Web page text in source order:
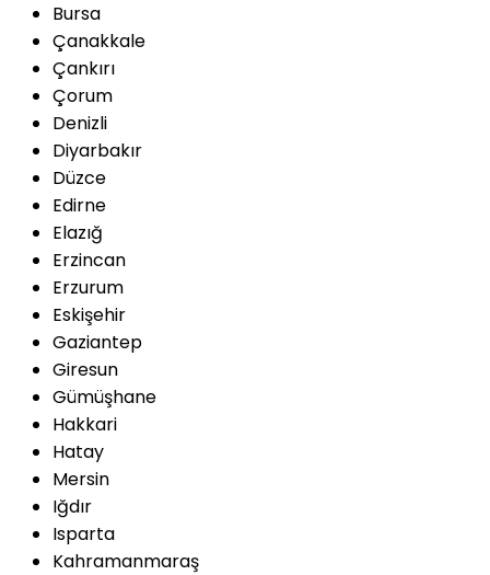
Bursa
Çanakkale
Çankırı
Çorum
Denizli
Diyarbakır
Düzce
Edirne
Elazığ
Erzincan
Erzurum
Eskişehir
Gaziantep
Giresun
Gümüşhane
Hakkari
Hatay
Mersin
Iğdır
Isparta
Kahramanmaraş